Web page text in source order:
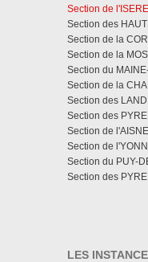
Section de
Section des
Section de la
Section de la
Section du
Section de la
Section des
Section des
Section de
Section de
Section du PUY-
Section des
LES